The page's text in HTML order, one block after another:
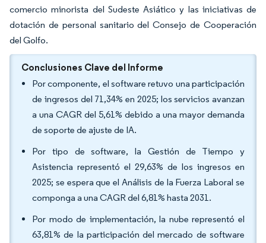
comercio minorista del Sudeste Asiático y las iniciativas de
dotación de personal sanitario del Consejo de Cooperación
del Golfo.
Conclusiones Clave del Informe
Por componente, el software retuvo una participación
de ingresos del 71,34% en 2025; los servicios avanzan
a una CAGR del 5,61% debido a una mayor demanda
de soporte de ajuste de IA.
Por tipo de software, la Gestión de Tiempo y
Asistencia representó el 29,63% de los ingresos en
2025; se espera que el Análisis de la Fuerza Laboral se
componga a una CAGR del 6,81% hasta 2031.
Por modo de implementación, la nube representó el
63,81% de la participación del mercado de software